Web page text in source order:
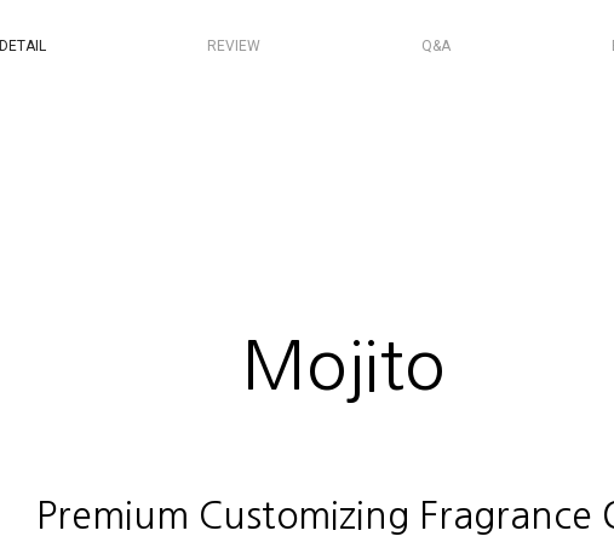
DETAIL REVIEW Q&A
Mojito
Premium Customizing Fragrance